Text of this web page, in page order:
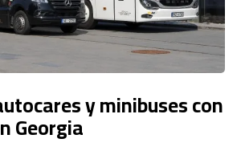
y minibuses con
Georgia